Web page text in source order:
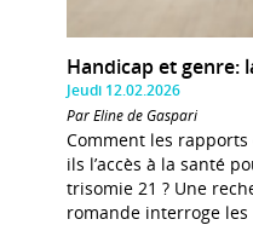
Handicap et genre:
Jeudi 12.02.2026
Par Eline de Gaspari
Comment les
ils l’accès à la santé
trisomie 21 ? Une
romande interroge les